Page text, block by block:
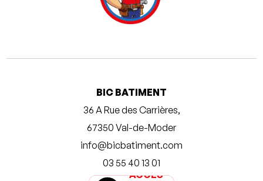
BIC BATIMENT
36 A Rue des Carrières,
67350 Val-de-Moder
info@bicbatiment.com
03 55 40 13 01
ACCÈS
ACCÈS